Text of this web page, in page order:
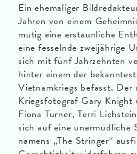
Ein ehemaliger
Jahren von einem
mutig eine erstaunliche
eine fesselnde zweijährige
sich mit fünf Jahrzehnten
hinter einem der
Vietnamkriegs befasst. Der
Kriegsfotograf Gary Knight
Fiona Turner, Terri
sich auf eine unermüdliche
namens „The Stringer“